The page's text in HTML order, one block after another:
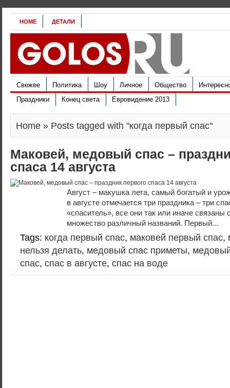
HOME ДЕТАЛИ
Свежее Политика Шоу Личное Общество
Праздники
Конец света Евровидение 2013
Home » Posts tagged with "когда первый спас"
Маковей, медовый спас –
спаса 14 августа
Август – макушка лета, самый богатый и
в августе отмечается три праздника – три
«спаситель», все они так или иначе
множество различный названий. Первый...
Tags: когда первый спас, маковей первый спас,
нельзя делать, медовый спас приметы,
спас, спас в августе, спас на воде